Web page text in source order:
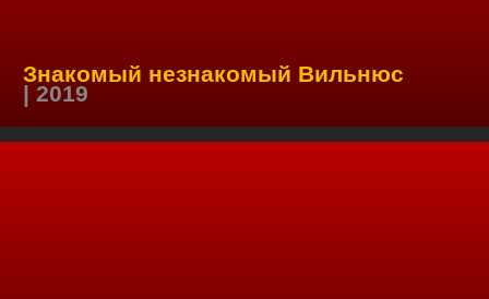
Знакомый незнакомый Вильнюс
| 2019